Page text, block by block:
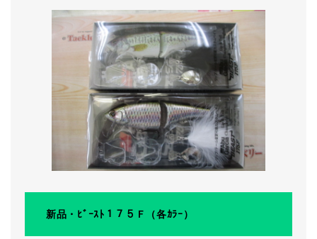
新品・ﾋﾞｰｽﾄ１７５Ｆ（各ｶﾗｰ）